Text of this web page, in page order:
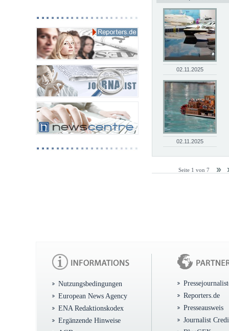
02.11.2025
02.11.2025
Seite 1 von 7
Nutzungsbedingungen
European News Agency
ENA Redaktionskodex
Ergänzende Hinweise
Reporters.de
Presseausweis
Journalist